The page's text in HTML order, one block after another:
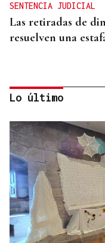
SENTENCIA JUDICIAL
Las retiradas de
resuelven una
MADRES LACTANTES
Una "tetada" en
Lo último